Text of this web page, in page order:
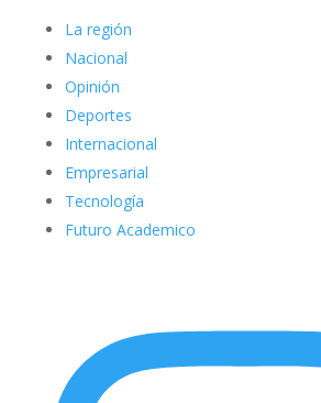
La región
Nacional
Opinión
Deportes
Internacional
Empresarial
Tecnología
Futuro Academico